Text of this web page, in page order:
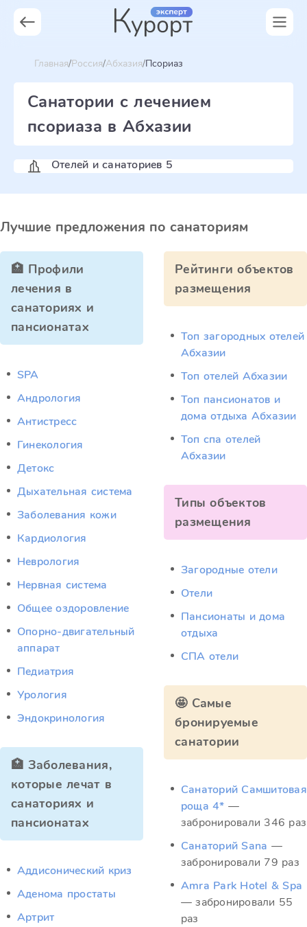
Главная Россия Абхазия Псориаз
Санатории с лечением
псориаза в Абхазии
Отелей и санаториев 5
Лучшие предложения по санаториям
🏥 Профили
лечения в
санаториях и
пансионатах
SPA
Андрология
Антистресс
Гинекология
Детокс
Дыхательная система
Заболевания кожи
Кардиология
Неврология
Нервная система
Общее оздоровление
Опорно-двигательный
аппарат
Педиатрия
Урология
Эндокринология
🏥 Заболевания,
которые лечат в
санаториях и
пансионатах
Аддисонический криз
Аденома простаты
Артрит
Рейтинги объектов
размещения
Топ загородных отелей
Абхазии
Топ отелей Абхазии
Топ пансионатов и
дома отдыха Абхазии
Топ спа отелей
Абхазии
Типы объектов
размещения
Загородные отели
Отели
Пансионаты и дома
отдыха
СПА отели
🤩 Самые
бронируемые
санатории
Санаторий Самшитовая
роща 4* —
забронировали 346 раз
Санаторий Sana —
забронировали 79 раз
Amra Park Hotel & Spa
— забронировали 55
раз